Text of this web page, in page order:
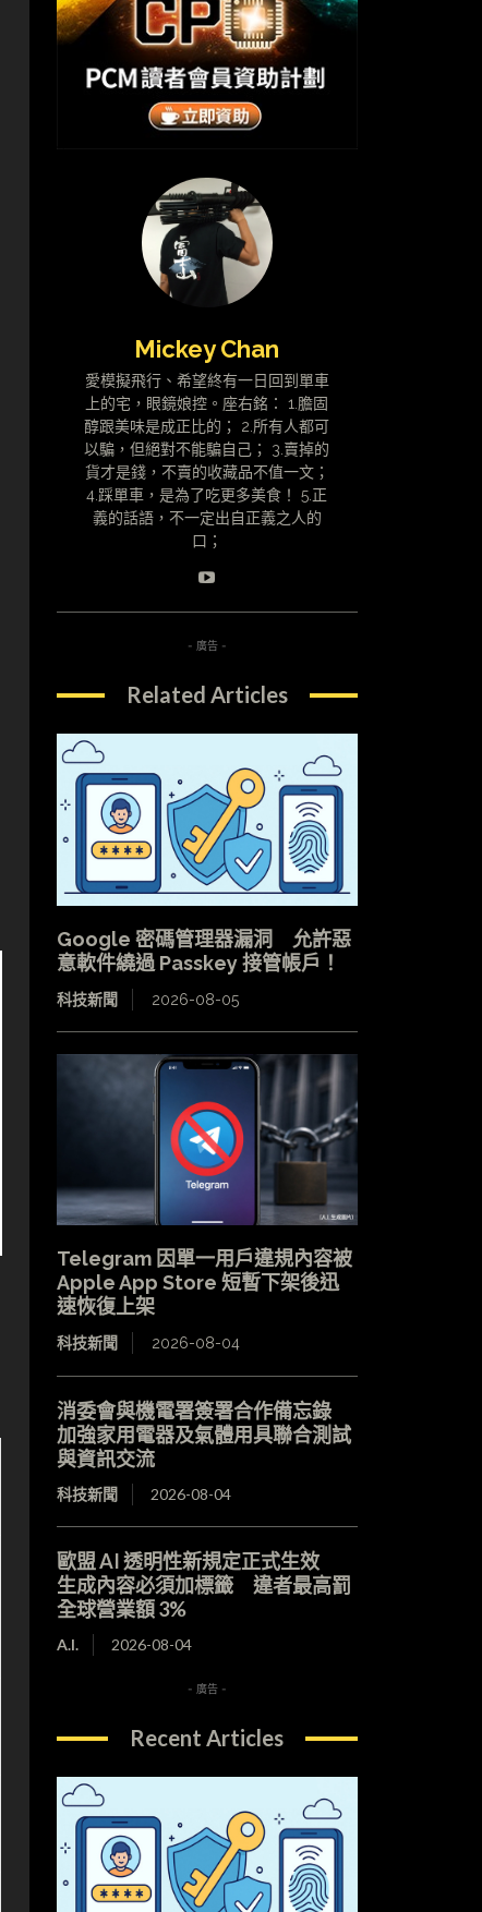
Mickey Chan
愛模擬飛行、希望終有一日回到單車
上的宅，眼鏡娘控。座右銘： 1.膽固
醇跟美味是成正比的； 2.所有人都可
以騙，但絕對不能騙自己； 3.賣掉的
貨才是錢，不賣的收藏品不值一文；
4.踩單車，是為了吃更多美食！ 5.正
義的話語，不一定出自正義之人的
口；
- 廣告 -
Related Articles
Google 密碼管理器漏洞 允許惡
意軟件繞過 Passkey 接管帳戶！
科技新聞 2026-08-05
Telegram 因單一用戶違規內容被
Apple App Store 短暫下架後迅
速恢復上架
科技新聞 2026-08-04
消委會與機電署簽署合作備忘錄
加強家用電器及氣體用具聯合測試
與資訊交流
科技新聞 2026-08-04
歐盟 AI 透明性新規定正式生效
生成內容必須加標籤 違者最高罰
全球營業額 3%
A.I. 2026-08-04
- 廣告 -
Recent Articles